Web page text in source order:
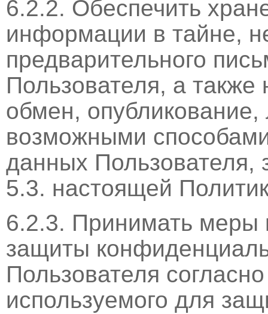
6.2.2. Обеспечить
информации в тайне,
предварительного
Пользователя, а
обмен,
возможными
данных Пользователя,
5.3. настоящей
6.2.3. Принимать меры
защиты
Пользователя
используемого для